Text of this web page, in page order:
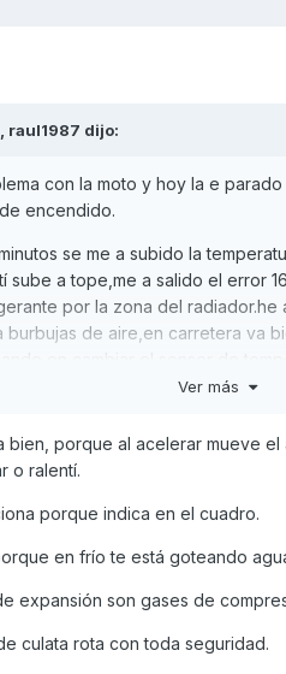
raul1987 dijo:
con la moto y hoy la e
encendido.
se me a subido la
sube a tope,me a salido el error
por la zona del
de aire,en carretera va
Ver más
bien, porque al acelerar mueve
o ralentí.
porque indica en el cuadro.
en frío te está goteando
expansión son gases de
culata rota con toda seguridad.